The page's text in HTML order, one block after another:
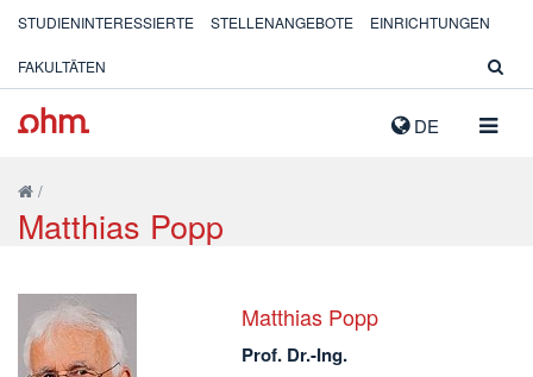
DE
STUDIENINTERESSIERTE STELLENANGEBOTE EINRICHTUNGEN
FAKULTÄTEN
/
Matthias Popp
Matthias Popp
Prof. Dr.-Ing.